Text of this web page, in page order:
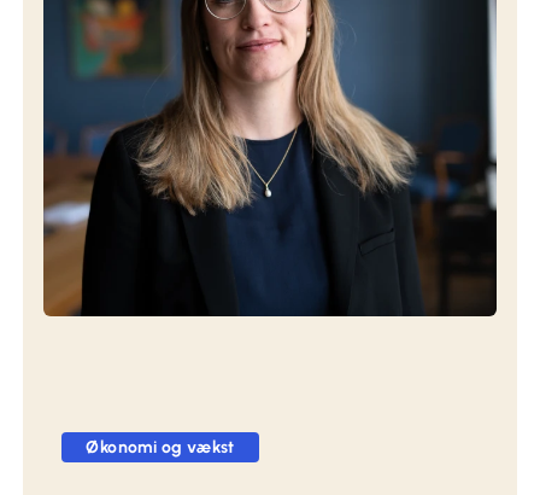
Økonomi og vækst